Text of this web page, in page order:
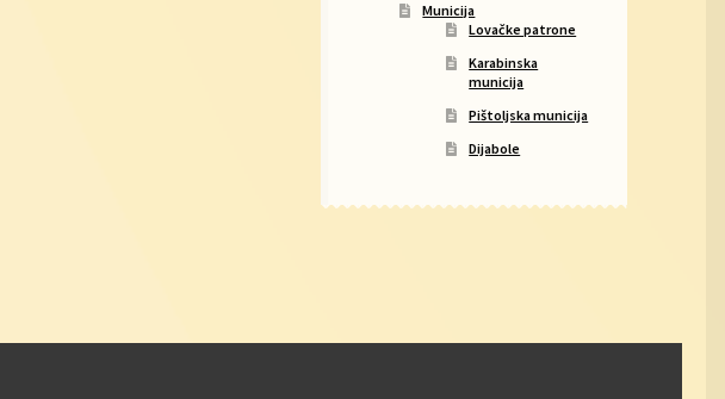
Municija
Lovačke patrone
Karabinska
municija
Pištoljska municija
Dijabole